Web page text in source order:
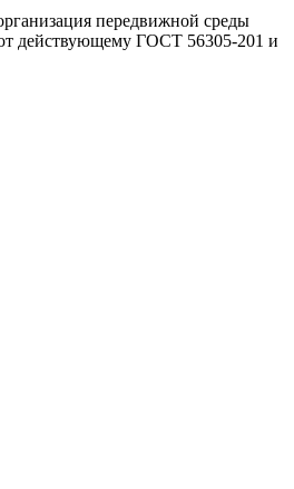
передвижной среды
действующему ГОСТ 56305-201 и